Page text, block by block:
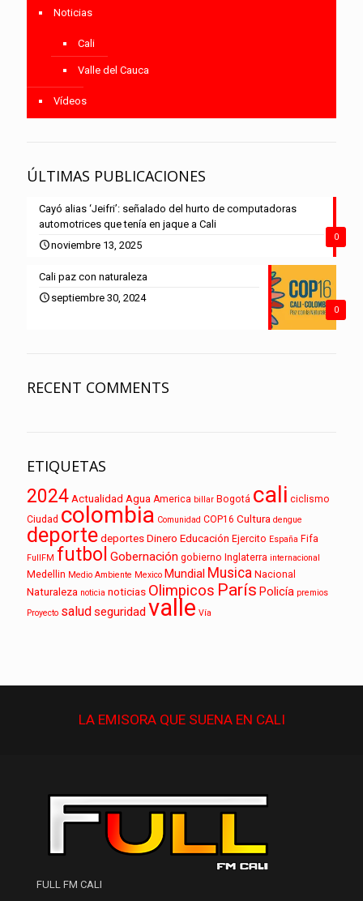
Noticias
Cali
Valle del Cauca
Vídeos
ÚLTIMAS PUBLICACIONES
0
Cayó alias ‘Jeifri’: señalado del hurto de computadoras
automotrices que tenía en jaque a Cali
noviembre 13, 2025
0
Cali paz con naturaleza
septiembre 30, 2024
RECENT COMMENTS
ETIQUETAS
2024 Actualidad Agua America billar Bogotá cali ciclismo
Ciudad colombia Comunidad COP16 Cultura dengue
deporte deportes Dinero Educación Ejercito España Fifa
FullFM futbol Gobernación gobierno Inglaterra internacional
Medellin Medio Ambiente Mexico Mundial Musica Nacional
Naturaleza noticia noticias Olimpicos París Policía premios
Proyecto saludseguridadvalle Vía
LA EMISORA QUESUENAEN CALI
FULL FM CALI